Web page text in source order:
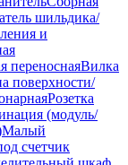
шильдика/
и
переноснаяВилка
поверхности/
Розетка
(модуль/
Малый
счетчик